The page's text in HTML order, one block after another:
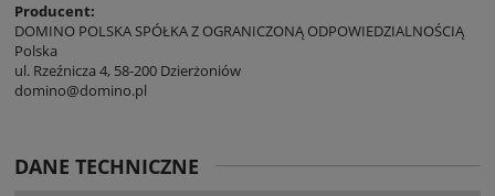
Producent:
DOMINO POLSKA SPÓŁKA Z OGRANICZONĄ ODPOWIEDZIALNOŚCIĄ
Polska
ul. Rzeźnicza 4, 58-200 Dzierżoniów
domino@domino.pl
DANE TECHNICZNE